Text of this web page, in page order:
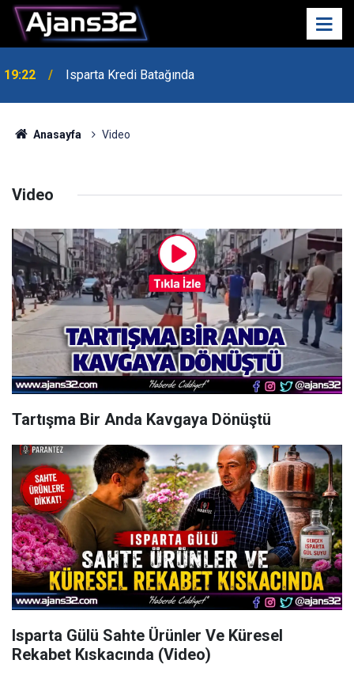
19:22 Isparta Kredi Batağında
Anasayfa Video
Video
Tartışma Bir Anda Kavgaya Dönüştü
Isparta Gülü Sahte Ürünler Ve Küresel
Rekabet Kıskacında (Video)